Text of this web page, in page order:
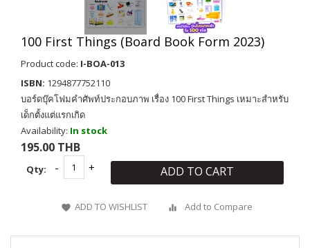
100 First Things (Board Book Form 2023)
Product code: I-BOA-013
ISBN: 1294877752110
บอร์ดบุ๊คโฟมคำศัพท์ประกอบภาพ เรื่อง 100 First Things เหมาะสำหรับ
เด็กตั้งแต่แรกเกิด
Availability: In stock
195.00 THB
Qty: ADD TO CART
ADD TO WISHLIST Add to Compare